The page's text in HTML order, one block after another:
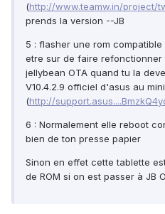
(http://www.teamw.in/project/
prends la version --JB
5 : flasher une rom
etre sur de faire refonctionner
jellybean OTA quand tu la
V10.4.2.9 officiel d'asus au
(http://
6 : Normalement elle reboot
bien de ton presse papier
Sinon en effet cette tablette
de ROM si on est passer à JB